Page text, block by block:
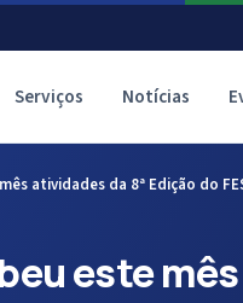
Serviços Notícias
atividades da 8ª Edição do
este